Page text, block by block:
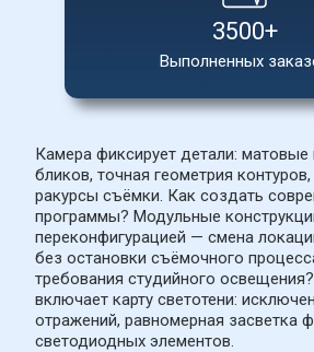
Выполненных
3500+
Камера фиксирует детали: матовые
бликов, точная геометрия
ракурсы съёмки. Как создать
программы? Модульные
переконфигурацией — смена
без остановки съёмочного
требования студийного
включает карту светотени:
отражений, равномерная засветка
светодиодных элементов.